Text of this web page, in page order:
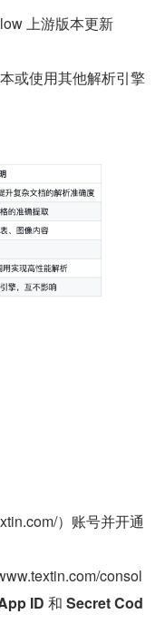
上游版本更新
或使用其他解析引擎
）账号并开通
consol
ID 和 Secret Cod